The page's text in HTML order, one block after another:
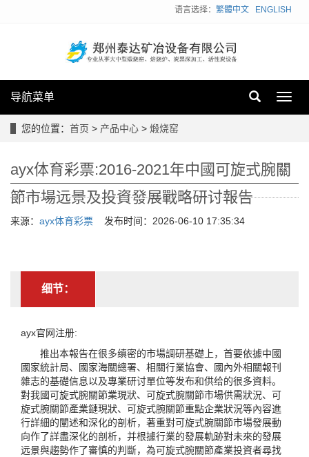
语言选择： 繁體中文 ENGLISH
导航菜单
您的位置： 首页 > 产品中心 > 煅烧窑
ayx体育彩票:2016-2021年中國可旋式腕關
節市場远景及投資發展戰略研讨報告
来源： ayx体育彩票 发布时间：2026-06-10 17:35:34
细节：
ayx官网注册:
推出本報告在很多缜密的市場調研基礎上，首要依據中國
國家統計局、國家海關總署、相關行業協會、國內外相關報刊
雜志的基礎信息以及專業研讨單位等发布和供给的很多資料。
對我國可旋式腕關節業現狀、可旋式腕關節市場供需狀況、可
旋式腕關節產業鏈現狀、可旋式腕關節重點企業狀況等內容進
行詳細的闡述和深化的剖析，著重對可旋式腕關節市場發展動
向作了詳盡深化的剖析，并根據行業的發展軌跡對未來的發展
远景與趨勢作了審慎的判斷，為可旋式腕關節產業投資者尋找